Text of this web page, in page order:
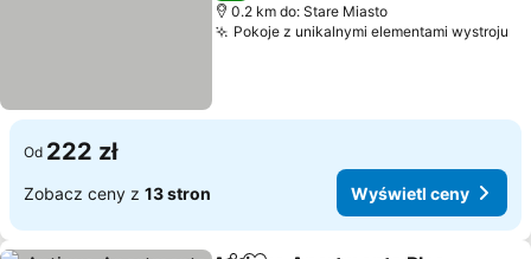
0.2 km do: Stare Miasto
Pokoje z unikalnymi elementami wystroju
Od 222 zł
Zobacz ceny z 13 stron Wyświetl ceny